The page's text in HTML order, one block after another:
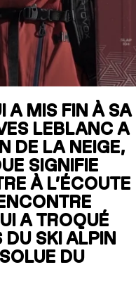
SLAP 104
LITE
SLAP 92
UBAC 102
BÂTONS
A MIS FIN À SA
LEBLANC A
DE LA NEIGE,
SIGNIFIE
À L’ÉCOUTE
A TROQUÉ
DU SKI ALPIN
DU